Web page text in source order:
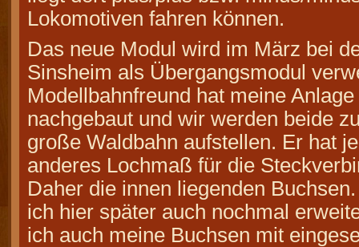
Lokomotiven fahren können.
Das neue Modul wird im März bei
Sinsheim als Übergangsmodul
Modellbahnfreund hat meine
nachgebaut und wir werden beide
große Waldbahn aufstellen. Er hat
anderes Lochmaß für die
Daher die innen liegenden
ich hier später auch nochmal
ich auch meine Buchsen mit